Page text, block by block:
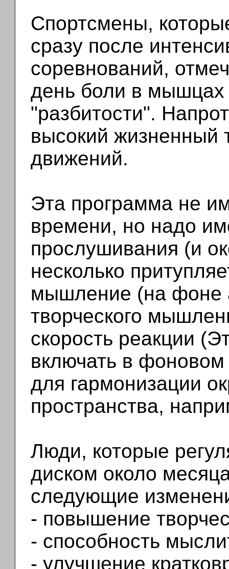
Спортсмены,
сразу после
соревнований,
день боли в мышцах
"разбитости".
высокий жизненный
движений.
Эта программа не
времени, но надо
прослушивания (и
несколько
мышление (на фоне
творческого
скорость реакции
включать в
для гармонизации
пространства,
Люди, которые
диском около
следующие
- повышение
- способность
- улучшение